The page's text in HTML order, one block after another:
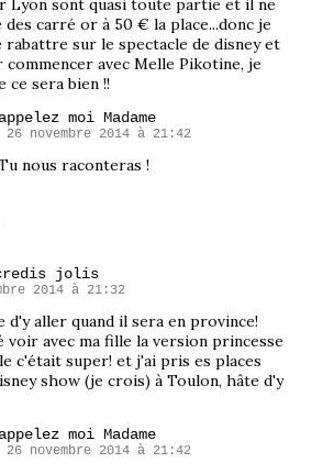
des carré or à 50 € la place...donc je
rabattre sur le spectacle de disney et
commencer avec Melle Pikotine, je
ce sera bien !!
appelez moi Madame
26 novembre 2014 à 21:42
nous raconteras !
jolis
2014 à 21:32
d'y aller quand il sera en province!
voir avec ma fille la version princesse
c'était super! et j'ai pris es places
show (je crois) à Toulon, hâte d'y
appelez moi Madame
26 novembre 2014 à 21:42